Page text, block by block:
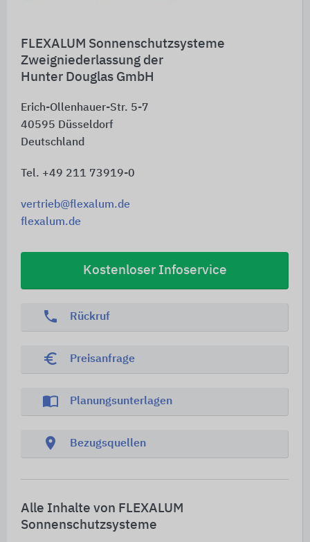
FLEXALUM Sonnenschutzsysteme
Zweigniederlassung der
Hunter Douglas GmbH
Erich-Ollenhauer-Str. 5-7
40595 Düsseldorf
Deutschland
Tel. +49 211 73919-0
vertrieb@flexalum.de
flexalum.de
Kostenloser Infoservice
phone Rückruf
euro_symbol Preisanfrage
import_contacts Planungsunterlagen
location_on Bezugsquellen
Alle Inhalte von FLEXALUM
Sonnenschutzsysteme